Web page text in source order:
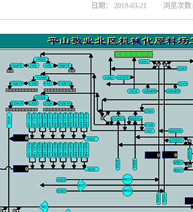
日期： 2019-03-21 浏览次数: